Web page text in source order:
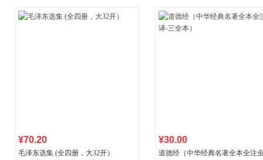
¥70.20
毛泽东选集 (全四册，大32开）
¥30.00
道德经（中华经典名著全本全注